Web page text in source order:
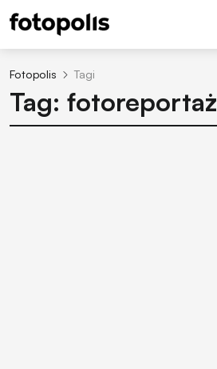
Fotopolis Tagi
Tag: fotoreportaż